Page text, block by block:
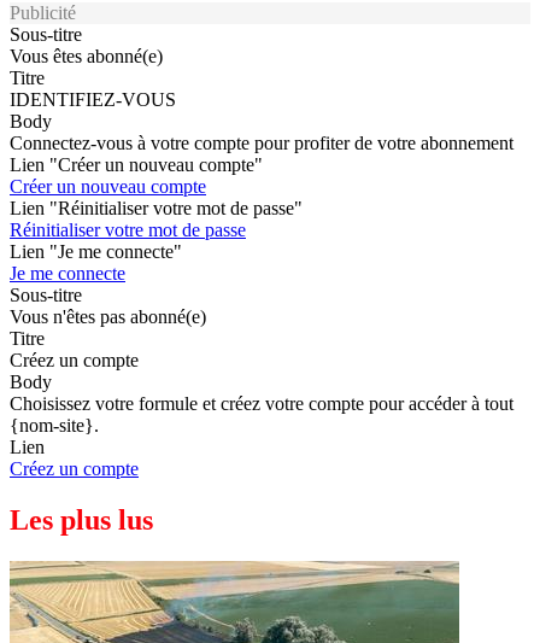
Publicité
Sous-titre
Vous êtes abonné(e)
Titre
IDENTIFIEZ-VOUS
Body
Connectez-vous à votre compte pour profiter de votre abonnement
Lien "Créer un nouveau compte"
Créer un nouveau compte
Lien "Réinitialiser votre mot de passe"
Réinitialiser votre mot de passe
Lien "Je me connecte"
Je me connecte
Sous-titre
Vous n'êtes pas abonné(e)
Titre
Créez un compte
Body
Choisissez votre formule et créez votre compte pour accéder à tout
{nom-site}.
Lien
Créez un compte
Les plus lus